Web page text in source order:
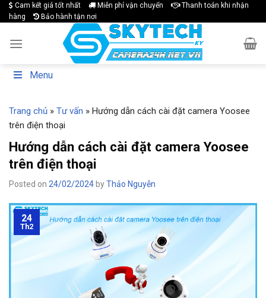
Skip
to
Cam kết giá tốt nhất Miễn phí vận chuyển
Thanh toán khi nhận
hàng
Bảo hành tận nơi
Menu
Trang chủ » Tư vấn » Hướng dẫn cách cài đặt camera Yoosee
trên điện thoại
Hướng dẫn cách cài đặt camera Yoosee
trên điện thoại
Posted on 24/02/2024 byThảo Nguyễn
24
Th2